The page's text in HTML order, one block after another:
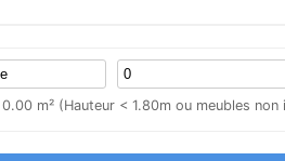
m² (Hauteur < 1.80m ou meubles non